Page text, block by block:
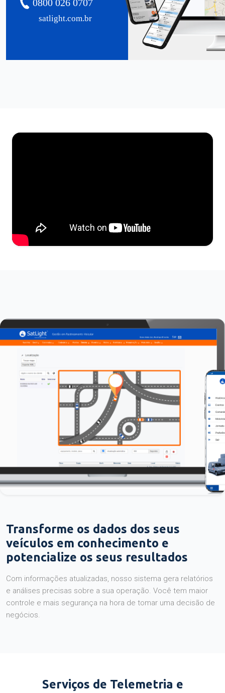
satlight.com.br
0800 026 0707
Transforme os dados dos seus
veículos em conhecimento e
potencialize os seus resultados
Com informações atualizadas, nosso sistema gera relatórios
e análises precisas sobre a sua operação. Você tem maior
controle e mais segurança na hora de tomar uma decisão de
negócios.
Serviços de Telemetria e